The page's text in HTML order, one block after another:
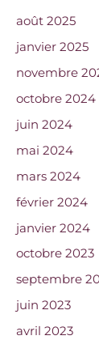
août 2025
janvier 2025
novembre
octobre 2024
juin 2024
mai 2024
mars 2024
février 2024
janvier 2024
octobre 2023
septembre
juin 2023
avril 2023